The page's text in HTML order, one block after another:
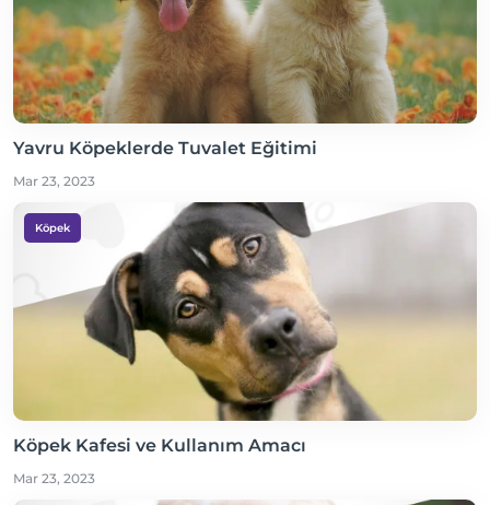
Yavru Köpeklerde Tuvalet Eğitimi
Mar 23, 2023
Köpek
Köpek Kafesi ve Kullanım Amacı
Mar 23, 2023